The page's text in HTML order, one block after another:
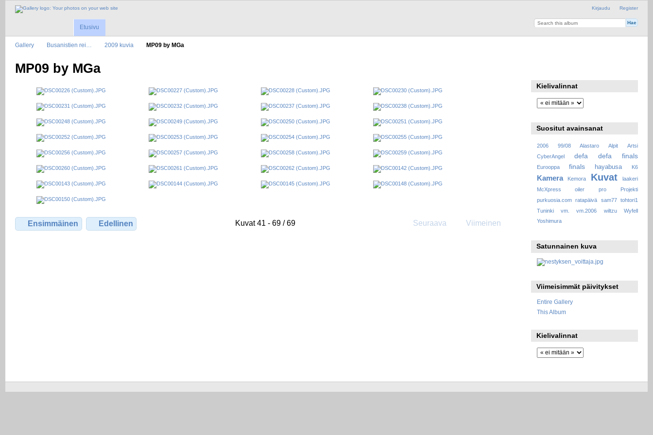
Kirjaudu Register
Etusivu
Gallery Busanistien rei… 2009 kuvia MP09 by MGa
MP09 by MGa
Ensimmäinen Edellinen Kuvat 41 - 69 / 69 Seuraava Viimeinen
Kielivalinnat
Suositut avainsanat
2006 99/08 Alastaro Alpit
Artsi
CyberAngel
defa defa finals
Eurooppa finals hayabusa K6
Kamera Kemora Kuvat
laakeri
McXpress
oiler pro
Projekti
purkuosia.com
ratapäivä sam77
tohtori1
Tuninki
vm. vm.2006 wiltzu
Wyfell
Yoshimura
Satunnainen kuva
Viimeisimmät päivitykset
Entire Gallery
This Album
Kielivalinnat